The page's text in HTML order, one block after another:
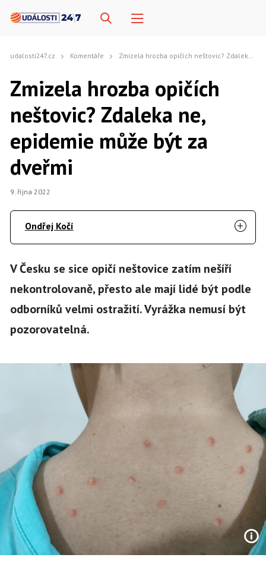
udalosti247.cz Komentáře Zmizela hrozba opičích neštovic? Zdaleka ne, epidemie může být za dveřmi
Zmizela hrozba opičích
neštovic? Zdaleka ne,
epidemie může být za
dveřmi
9. října 2022
Ondřej Kočí
V Česku se sice opičí neštovice zatím nešíří
nekontrolovaně, přesto ale mají lidé být podle
odborníků velmi ostražití. Vyrážka nemusí být
pozorovatelná.